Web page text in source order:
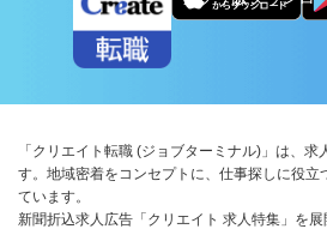
「クリエイト転職 (ジョブターミナル)」は、
す。地域密着をコンセプトに、仕事探しに役立
ています。
新聞折込求人広告「クリエイト 求人特集」を